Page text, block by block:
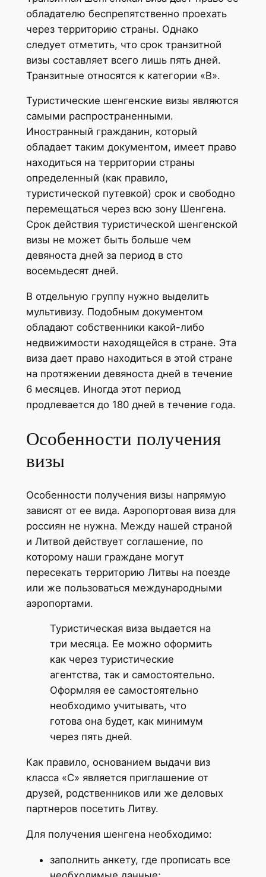
обладателю беспрепятственно проехать
через территорию страны. Однако
следует отметить, что срок транзитной
визы составляет всего лишь пять дней.
Транзитные относятся к категории «В».
Туристические шенгенские визы являются
самыми распространенными.
Иностранный гражданин, который
обладает таким документом, имеет право
находиться на территории страны
определенный (как правило,
туристической путевкой) срок и свободно
перемещаться через всю зону Шенгена.
Срок действия туристической шенгенской
визы не может быть больше чем
девяноста дней за период в сто
восемьдесят дней.
В отдельную группу нужно выделить
мультивизу. Подобным документом
обладают собственники какой-либо
недвижимости находящейся в стране. Эта
виза дает право находиться в этой стране
на протяжении девяноста дней в течение
6 месяцев. Иногда этот период
продлевается до 180 дней в течение года.
Особенности получения
визы
Особенности получения визы напрямую
зависят от ее вида. Аэропортовая виза для
россиян не нужна. Между нашей страной
и Литвой действует соглашение, по
которому наши граждане могут
пересекать территорию Литвы на поезде
или же пользоваться международными
аэропортами.
Туристическая виза выдается на
три месяца. Ее можно оформить
как через туристические
агентства, так и самостоятельно.
Оформляя ее самостоятельно
необходимо учитывать, что
готова она будет, как минимум
через пять дней.
Как правило, основанием выдачи виз
класса «С» является приглашение от
друзей, родственников или же деловых
партнеров посетить Литву.
Для получения шенгена необходимо:
заполнить анкету, где прописать все